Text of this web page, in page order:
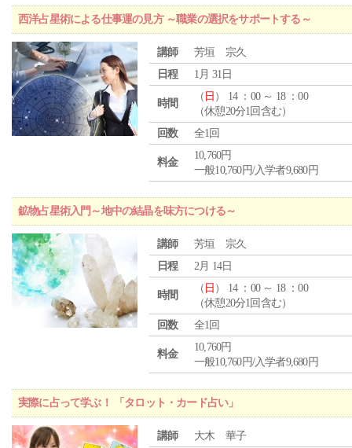
西洋占星術による仕事運の見方 ～職業の選択をサポートする～
講師
芳垣 宗久
日程
1月 31日
時間
（ 日 ） 14 ：00 ～ 18 ：00
（休憩20分1回含む）
回数
全1回
料金
10,760円
一般10,760円/入学者9,680円
鉱物占星術入門～地中の結晶を味方につける～
講師
芳垣 宗久
日程
2月 14日
時間
（ 日 ） 14 ：00 ～ 18 ：00
（休憩20分1回含む）
回数
全1回
料金
10,760円
一般10,760円/入学者9,680円
実際に占って学ぶ！ 「タロット・カード占い」
講師
大木 華子